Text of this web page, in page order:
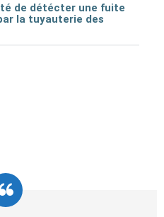
de détécter une fuite
la tuyauterie des